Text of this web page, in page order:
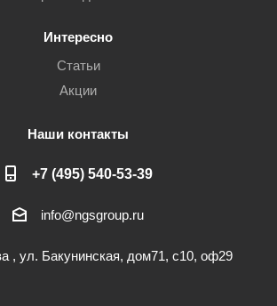
Интересно
Статьи
Акции
Наши контакты
+7 (495) 540-53-39
info@ngsgroup.ru
, ул. Бакунинская, дом71, с10, оф29